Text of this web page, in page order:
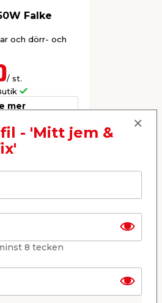
Falke
och dörr- och
/ st.
mer
- 'Mitt jem &
8 tecken